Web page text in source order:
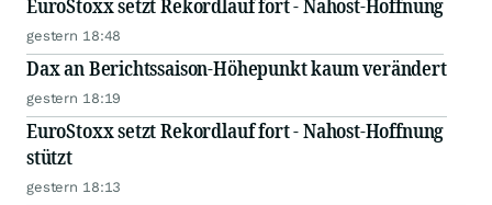
EuroStoxx setzt Rekordlauf fort - Nahost-Hoffnung
gestern 18:48
Dax an Berichtssaison-Höhepunkt kaum verändert
gestern 18:19
EuroStoxx setzt Rekordlauf fort - Nahost-Hoffnung
stützt
gestern 18:13